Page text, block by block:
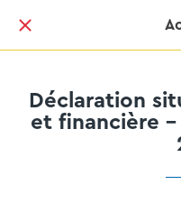
Déclaration
et financière -